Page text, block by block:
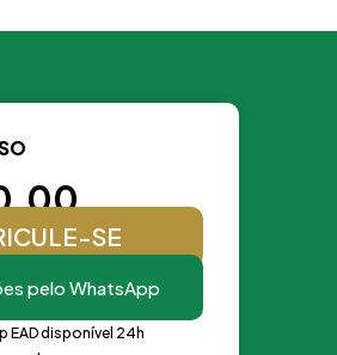
SE
pelo WhatsApp
EAD disponível 24h